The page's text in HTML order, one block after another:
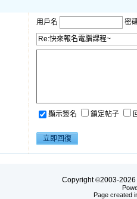
用戶名
密
顯示簽名 鎖定帖子
Copyright©2003-2026
Page created